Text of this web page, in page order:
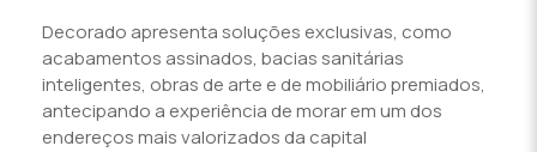
Decorado apresenta soluções exclusivas, como
acabamentos assinados, bacias sanitárias
inteligentes, obras de arte e de mobiliário premiados,
antecipando a experiência de morar em um dos
endereços mais valorizados da capital